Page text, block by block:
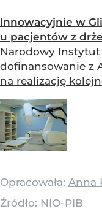
Innowacyjnie w
u pacjentów z
Narodowy Instytut
dofinansowanie z
na realizację
Opracowała: Anna
Źródło: NIO-PIB